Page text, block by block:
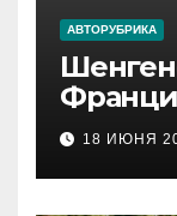
АВТОРУБРИКА
2026
и
18 ИЮНЯ